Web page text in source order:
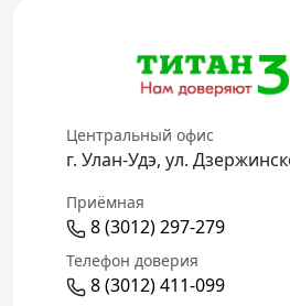
Центральный офис
г. Улан-Удэ, ул.
Приёмная
8 (3012) 297-279
Телефон доверия
8 (3012) 411-099